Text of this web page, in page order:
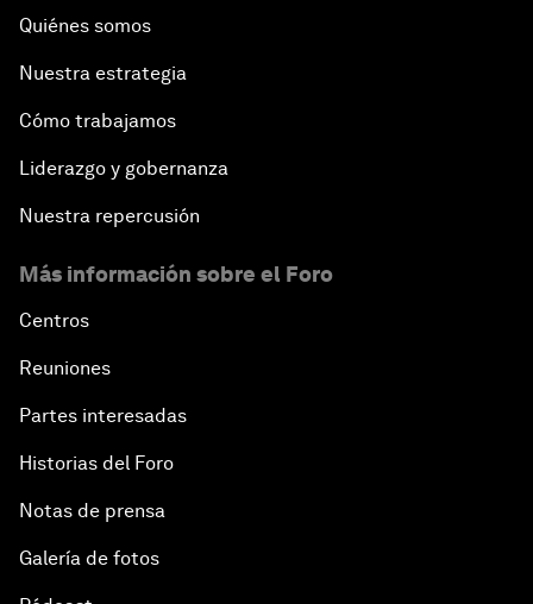
Quiénes somos
Nuestra estrategia
Cómo trabajamos
Liderazgo y gobernanza
Nuestra repercusión
Más información sobre el Foro
Centros
Reuniones
Partes interesadas
Historias del Foro
Notas de prensa
Galería de fotos